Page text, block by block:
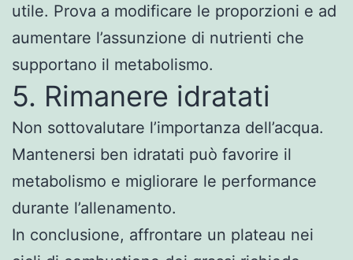
utile. Prova a modificare le proporzioni e ad
aumentare l’assunzione di nutrienti che
supportano il metabolismo.
5. Rimanere idratati
Non sottovalutare l’importanza dell’acqua.
Mantenersi ben idratati può favorire il
metabolismo e migliorare le performance
durante l’allenamento.
In conclusione, affrontare un plateau nei